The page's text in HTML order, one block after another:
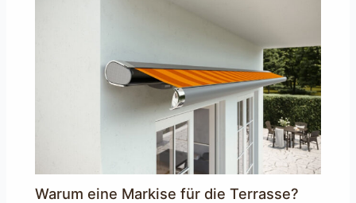
Warum eine Markise für die Terrasse?